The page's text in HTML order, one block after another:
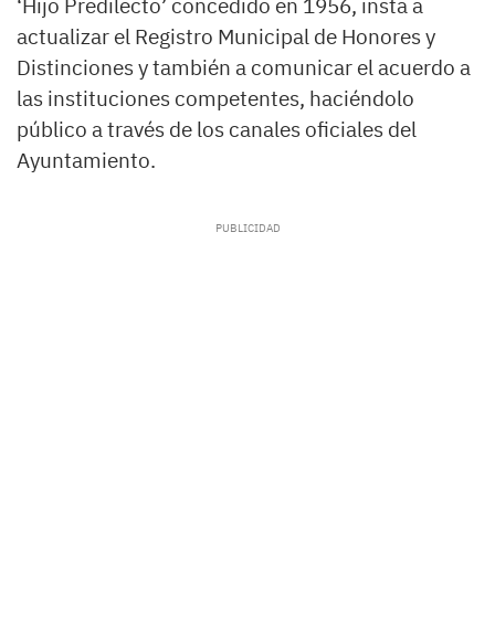
‘Hijo Predilecto’ concedido en 1956, insta a
actualizar el Registro Municipal de Honores y
Distinciones y también a comunicar el acuerdo a
las instituciones competentes, haciéndolo
público a través de los canales oficiales del
Ayuntamiento.